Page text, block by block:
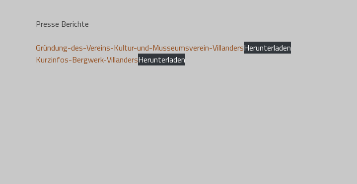
Presse Berichte
Gründung-des-Vereins-Kultur-und-Musseumsverein-VillandersHerunterladen
Kurzinfos-Bergwerk-VillandersHerunterladen